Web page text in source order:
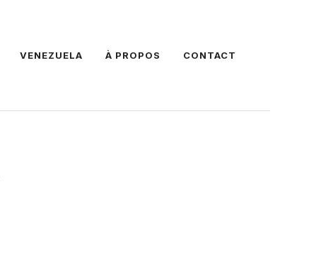
VENEZUELA À PROPOS CONTACT